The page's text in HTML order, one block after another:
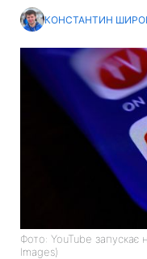
КОНСТАНТИН
Фото: YouTube
Images)